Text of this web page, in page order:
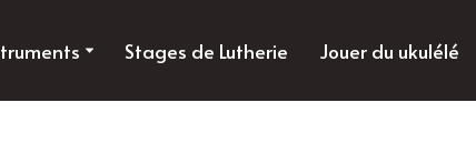
Stages de Lutherie Jouer du ukulélé